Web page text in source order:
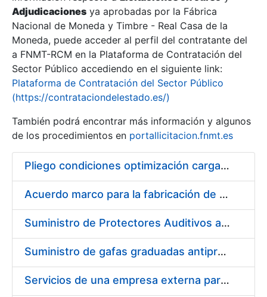
Adjudicaciones ya aprobadas por la Fábrica
Nacional de Moneda y Timbre - Real Casa de la
Moneda, puede acceder al perfil del contratante del
a FNMT-RCM en la Plataforma de Contratación del
Sector Público accediendo en el siguiente link:
Plataforma de Contratación del Sector Público
(https://contrataciondelestado.es/)
También podrá encontrar más información y algunos
de los procedimientos en portallicitacion.fnmt.es
Pliego condiciones optimización cargas compras firmado
Acuerdo marco para la fabricación de piezas
Suministro de Protectores Auditivos a medida para las personas trabajadoras de los Centros de Trabajo de Madrid y Burgos
Suministro de gafas graduadas antiproyecciones para los trabajadores de la FNMT-RCM en los centros de trabajo de Madrid y Burgos
Servicios de una empresa externa para el asesoramiento y resolución de los recursos de alzada que se presentan relacionados con procesos de selección para la FNMT-RCM